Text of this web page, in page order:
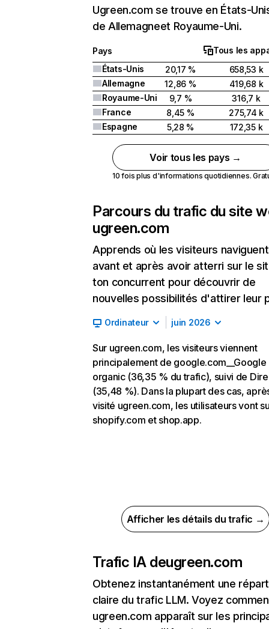
Ugreen.com se trouve en États-
de Allemagneet Royaume-Uni.
Pays
Tous les
États-Unis
20,17 %
658,53 k
Allemagne
12,86 %
419,68 k
Royaume-Uni
9,7 %
316,7 k
France
8,45 %
275,74 k
Espagne
5,28 % 172,35 k
Voir tous les pays →
10 fois plus d'informations quotidiennes.
Parcours du trafic du site
ugreen.com
Apprends où les visiteurs naviguent
avant et après avoir atterri sur le
ton concurrent pour découvrir de
nouvelles possibilités d'attirer leur
Ordinateur juin 2026
Sur ugreen.com, les visiteurs viennent
principalement de google.com__Google
organic (36,35 % du trafic), suivi de
(35,48 %). Dans la plupart des cas,
visité ugreen.com, les utilisateurs vont
shopify.com et shop.app.
Afficher les détails du trafic →
Trafic IA deugreen.com
Obtenez instantanément une
claire du trafic LLM. Voyez
ugreen.com apparaît sur les